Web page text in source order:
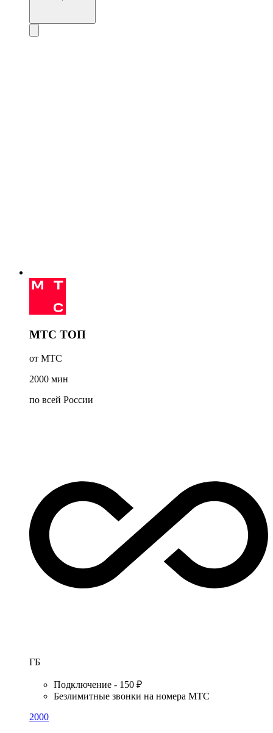
МТС ТОП
от МТС
2000 мин
по всей России
ГБ
Подключение - 150 ₽
Безлимитные звонки на номера МТС
2000